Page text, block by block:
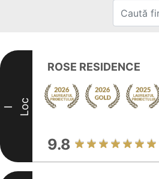
I Loc
ROSE RESIDENCE
9.8